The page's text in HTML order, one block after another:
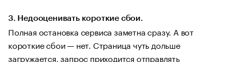
3. Недооценивать короткие сбои.
Полная остановка сервиса заметна сразу. А вот
короткие сбои — нет. Страница чуть дольше
загружается, запрос приходится отправлять